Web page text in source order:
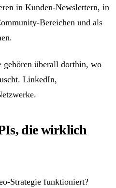
in Kunden-Newslettern, in
Bereichen und als
überall dorthin, wo
LinkedIn,
die wirklich
Strategie funktioniert?